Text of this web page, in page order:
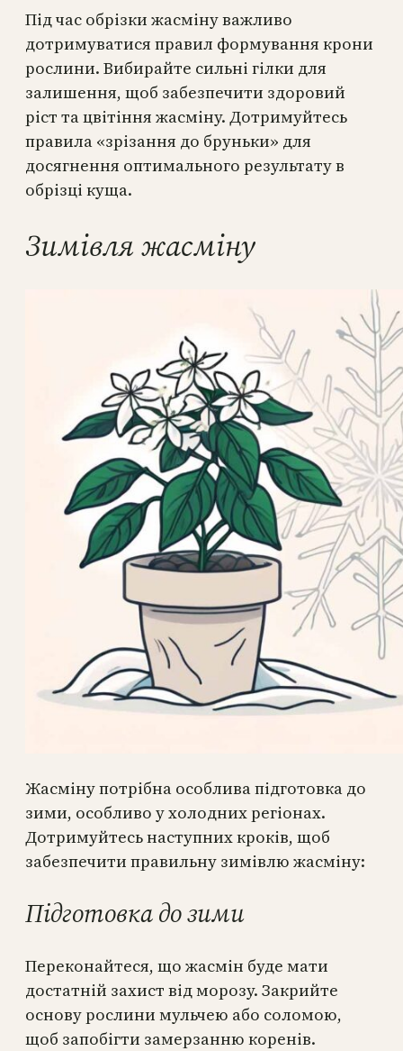
Під час обрізки жасміну важливо
дотримуватися правил формування крони
рослини. Вибирайте сильні гілки для
залишення, щоб забезпечити здоровий
ріст та цвітіння жасміну. Дотримуйтесь
правила «зрізання до бруньки» для
досягнення оптимального результату в
обрізці куща.
Зимівля жасміну
Жасміну потрібна особлива підготовка до
зими, особливо у холодних регіонах.
Дотримуйтесь наступних кроків, щоб
забезпечити правильну зимівлю жасміну:
Підготовка до зими
Переконайтеся, що жасмін буде мати
достатній захист від морозу. Закрийте
основу рослини мульчею або соломою,
щоб запобігти замерзанню коренів.